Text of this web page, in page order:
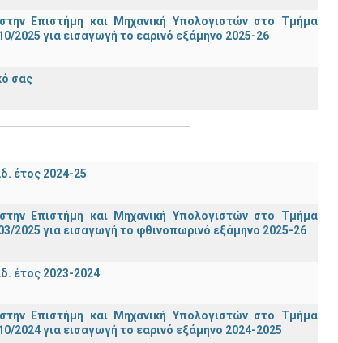
Επιστήμη και Μηχανική Υπολογιστών στο Τμήμα
2025 για εισαγωγή το εαρινό εξάμηνο 2025-26
σας
έτος 2024-25
Επιστήμη και Μηχανική Υπολογιστών στο Τμήμα
2025 για εισαγωγή το φθινοπωρινό εξάμηνο 2025-26
έτος 2023-2024
Επιστήμη και Μηχανική Υπολογιστών στο Τμήμα
2024 για εισαγωγή το εαρινό εξάμηνο 2024-2025